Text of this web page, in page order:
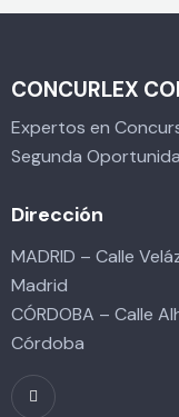
CONCURLEX
Expertos en
Segunda
Dirección
MADRID – Calle
Madrid
CÓRDOBA – Calle
Córdoba